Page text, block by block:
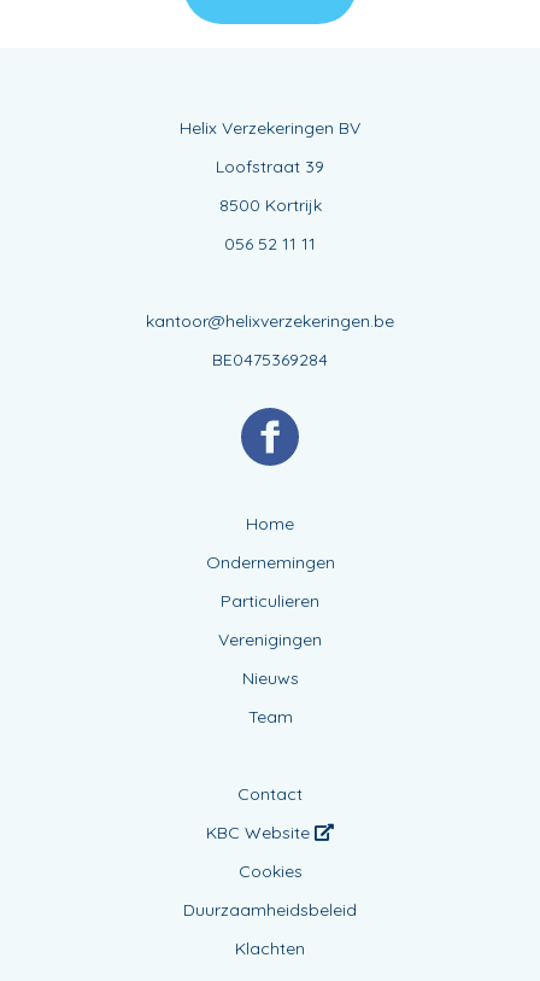
Helix Verzekeringen BV
Loofstraat 39
8500 Kortrijk
056 52 11 11
kantoor@helixverzekeringen.be
BE0475369284
Home
Ondernemingen
Particulieren
Verenigingen
Nieuws
Team
Contact
KBC Website
Cookies
Duurzaamheidsbeleid
Klachten